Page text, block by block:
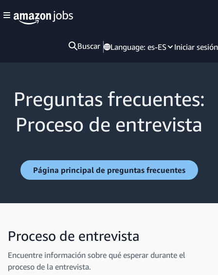
Buscar Language: es-ES Iniciar sesión
Preguntas frecuentes:
Proceso de entrevista
Página principal de preguntas frecuentes
Proceso de entrevista
Encuentre información sobre qué esperar durante el
proceso de la entrevista.